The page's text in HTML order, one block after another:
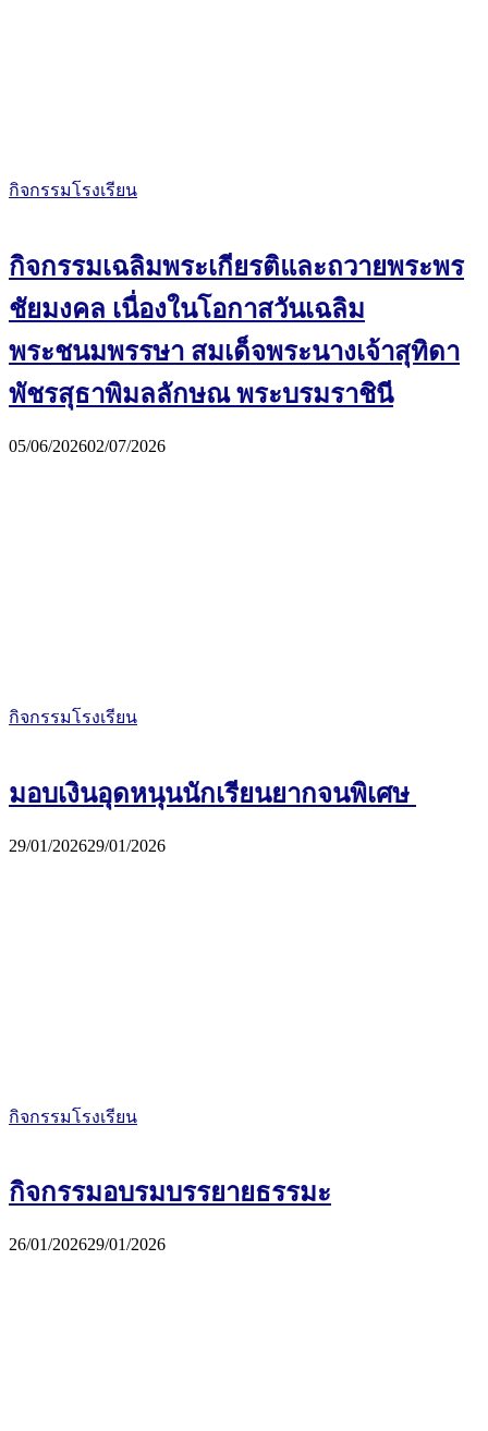
กิจกรรมโรงเรียน
กิจกรรมเฉลิมพระเกียรติและถวายพระพร
ชัยมงคล เนื่องในโอกาสวันเฉลิม
พระชนมพรรษา สมเด็จพระนางเจ้าสุทิดา
พัชรสุธาพิมลลักษณ พระบรมราชินี
05/06/202602/07/2026
กิจกรรมโรงเรียน
มอบเงินอุดหนุนนักเรียนยากจนพิเศษ
29/01/202629/01/2026
กิจกรรมโรงเรียน
กิจกรรมอบรมบรรยายธรรมะ
26/01/202629/01/2026